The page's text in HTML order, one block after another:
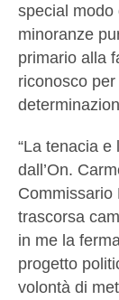
special modo
minoranze
primario alla
riconosco
“La tenacia
dall’On.
Commissario
trascorsa
in me la
progetto
volontà di